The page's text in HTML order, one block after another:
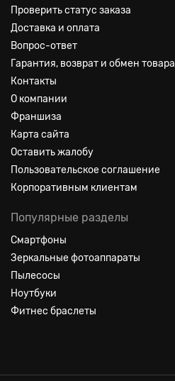
Проверить статус заказа
Доставка и оплата
Вопрос-ответ
Гарантия, возврат и обмен товара
Контакты
О компании
Франшиза
Карта сайта
Оставить жалобу
Пользовательское соглашение
Корпоративным клиентам
Популярные разделы
Смартфоны
Зеркальные фотоаппараты
Пылесосы
Ноутбуки
Фитнес браслеты